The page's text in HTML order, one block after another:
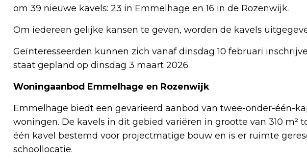
om 39 nieuwe kavels: 23 in Emmelhage en 16 in de Rozenwijk.
Om iedereen gelijke kansen te geven, worden de kavels
Geïnteresseerden kunnen zich vanaf dinsdag 10 februari
staat gepland op dinsdag 3 maart 2026.
Woningaanbod Emmelhage en Rozenwijk
Emmelhage biedt een gevarieerd aanbod van twee-onder-één-
woningen. De kavels in dit gebied variëren in grootte van 310 m²
één kavel bestemd voor projectmatige bouw en is er ruimte
schoollocatie.